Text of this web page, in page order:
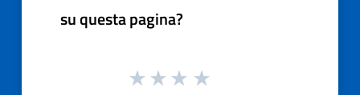
su questa pagina?